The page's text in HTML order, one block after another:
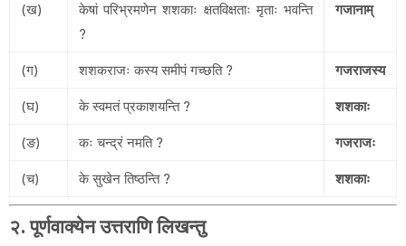
(ख)
केषां परिभ्रमणेन शशकाः क्षतविक्षताः मृताः भवन्ति
?
गजानाम्
(ग) शशकराजः कस्य समीपं गच्छति ? गजराजस्य
(घ) के स्वमतं प्रकाशयन्ति ? शशकाः
(ङ) कः चन्द्रं नमति ? गजराजः
(च) के सुखेन तिष्ठन्ति ? शशकाः
२. पूर्णवाक्येन उत्तराणि लिखन्तु